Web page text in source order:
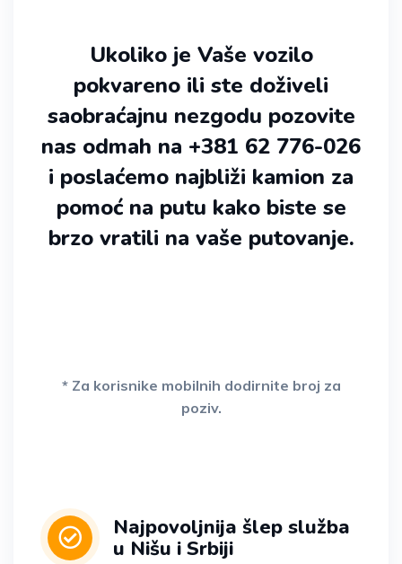
Ukoliko je Vaše vozilo
pokvareno ili ste doživeli
saobraćajnu nezgodu pozovite
nas odmah na +381 62 776-026
i poslaćemo najbliži kamion za
pomoć na putu kako biste se
brzo vratili na vaše putovanje.
* Za korisnike mobilnih dodirnite broj za
poziv.
Najpovoljnija šlep služba
u Nišu i Srbiji